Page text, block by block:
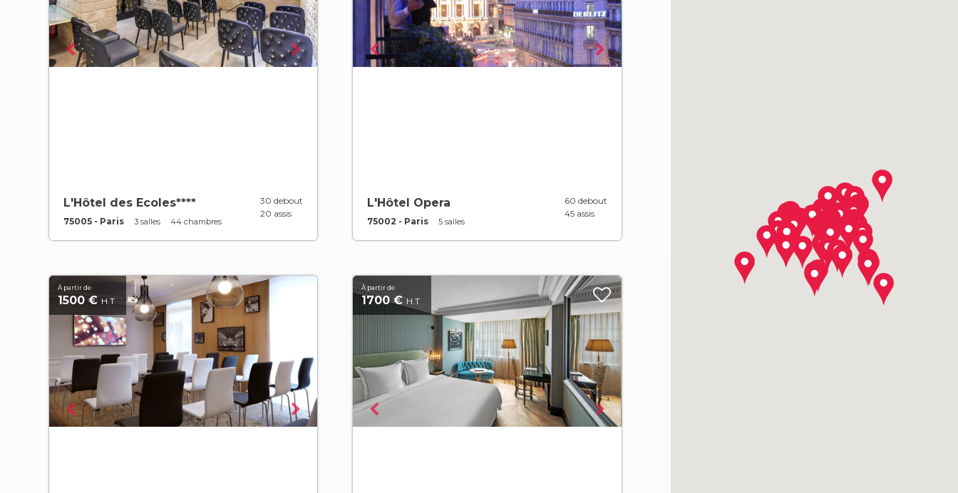
L'Hôtel des Ecoles****
75005 - Paris 3 salles 44 chambres
30 debout
20 assis
L'Hôtel Opera
75002 - Paris 5 salles
60 debout
45 assis
À partir de
1500 € H.T
À partir de
1700 € H.T